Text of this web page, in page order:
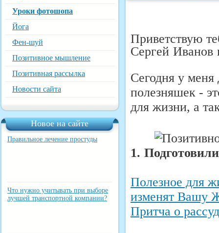
Уроки фотошопа
Йога
Фен-шуй
Позитивное мышление
Позитивная рассылка
Новости сайта
Новое на сайте
Правильное лечение простуды
Что нужно учитывать при выборе
лучшей транспортной компании?
Приветствую
Сергей Иванов
Сегодня у меня
полезняшек -
для жизни, а
1.
Полезное для
изменят Вашу
Притча о